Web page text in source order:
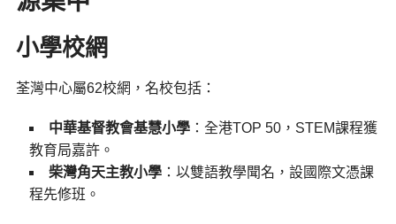
小學校網
荃灣中心屬62校網，名校包括：
中華基督教會基慧小學：全港TOP 50，STEM課程獲
教育局嘉許。
柴灣角天主教小學：以雙語教學聞名，設國際文憑課
程先修班。